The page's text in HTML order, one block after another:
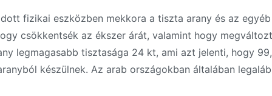
fizikai eszközben mekkora a tiszta arany és az
csökkentsék az ékszer árát, valamint hogy
legmagasabb tisztasága 24 kt, ami azt jelenti, hogy
készülnek. Az arab országokban általában